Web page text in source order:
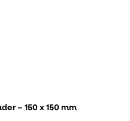
– 150 x 150 mm